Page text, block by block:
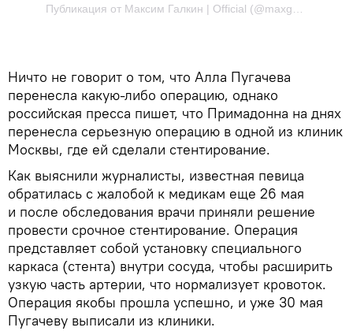
Публикация от Максим Галкин | Official (@maxgalkinru) Июн 5 2017 в 12:10 PDT
Ничто не говорит о том, что Алла Пугачева
перенесла какую-либо операцию, однако
российская пресса пишет, что Примадонна на днях
перенесла серьезную операцию в одной из клиник
Москвы, где ей сделали стентирование.
Как выяснили журналисты, известная певица
обратилась с жалобой к медикам еще 26 мая
и после обследования врачи приняли решение
провести срочное стентирование. Операция
представляет собой установку специального
каркаса (стента) внутри сосуда, чтобы расширить
узкую часть артерии, что нормализует кровоток.
Операция якобы прошла успешно, и уже 30 мая
Пугачеву выписали из клиники.